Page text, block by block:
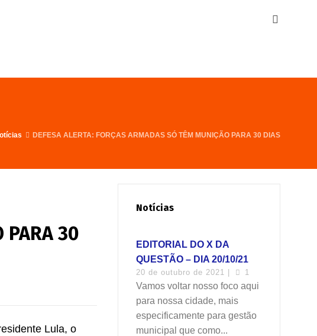
DEFESA ALERTA: FORÇAS ARMADAS SÓ TÊM MUNIÇÃO PARA 30 DIAS
PARA 30
Lula, o
Notícias
EDITORIAL DO X DA
QUESTÃO – DIA 20/10/21
20 de outubro de 2021 | 1
Vamos voltar nosso foco aqui
para nossa cidade, mais
especificamente para gestão
municipal que como...